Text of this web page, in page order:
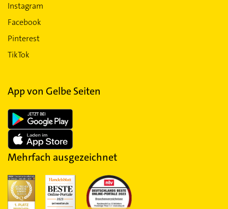
Instagram
Facebook
Pinterest
TikTok
App von Gelbe Seiten
Mehrfach ausgezeichnet